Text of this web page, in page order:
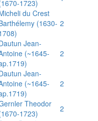
1723)
du Crest
(1630- 2
Jean-
(~1645-
2
Jean-
(~1645-
2
Theodor
1723)
2